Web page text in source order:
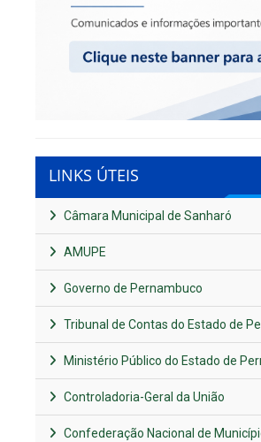
LINKS ÚTEIS
Câmara Municipal de Sanharó
AMUPE
Governo de Pernambuco
Tribunal de Contas do Estado de
Ministério Público do Estado de
Controladoria-Geral da União
Confederação Nacional de